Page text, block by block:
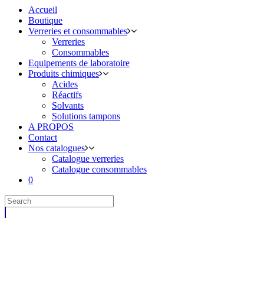
Accueil
Boutique
Verreries et consommables
Verreries
Consommables
Equipements de laboratoire
Produits chimiques
Acides
Réactifs
Solvants
Solutions tampons
A PROPOS
Contact
Nos catalogues
Catalogue verreries
Catalogue consommables
0